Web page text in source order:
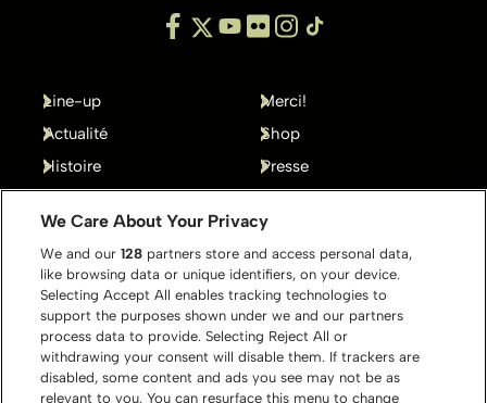
Line-up
Actualité
Histoire
Merci!
Shop
Presse
We Care About Your Privacy
We and our128 partners store and access personal data,
like browsing data or unique identifiers, on your device.
Selecting Accept All enables tracking technologies to
support the purposes shown under we and our partners
process data to provide. Selecting Reject All or
withdrawing your consent will disable them. If trackers are
disabled, some content and ads you see may not be as
relevant to you. You can resurface this menu to change